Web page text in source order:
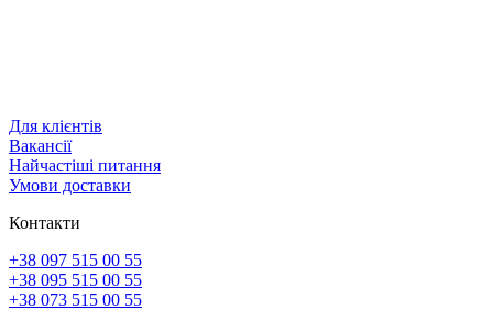
Для клієнтів
Вакансії
Найчастіші питання
Умови доставки
Контакти
+38 097 515 00 55
+38 095 515 00 55
+38 073 515 00 55